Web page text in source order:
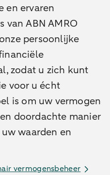
en ervaren
van ABN AMRO
persoonlijke
zodat u zich kunt
voor u écht
is om uw vermogen
doordachte manier
waarden en
vermogensbeheer